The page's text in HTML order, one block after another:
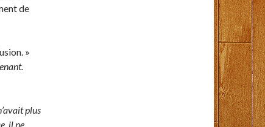
de
»
plus
il ne